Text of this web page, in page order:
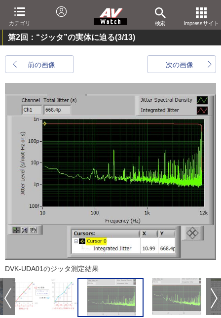
カテゴリ 検索 Impressサイト
第2回：“ジッタ”の実体に迫る(3/13)
前の画像 次の画像
DVK-UDA01のジッタ測定結果